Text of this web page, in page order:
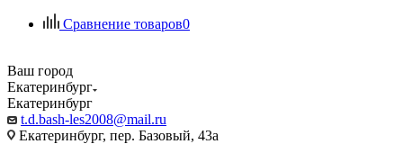
Сравнение товаров0
Ваш город
Екатеринбург
Екатеринбург
t.d.bash-les2008@mail.ru
Екатеринбург, пер. Базовый, 43а